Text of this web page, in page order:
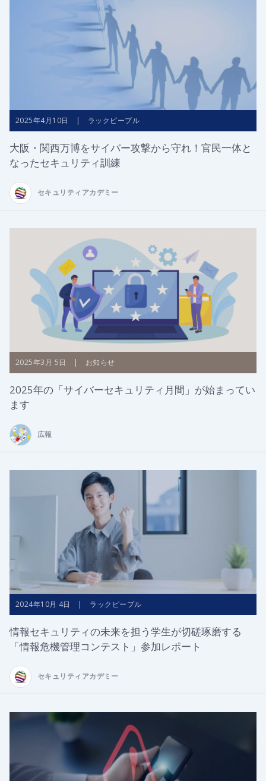
2025年4月10日 | ラックピープル
大阪・関西万博をサイバー攻撃から守れ！官民一体と
なったセキュリティ訓練
セキュリティアカデミー
2025年3月 5日 | お知らせ
2025年の「サイバーセキュリティ月間」が始まってい
ます
広報
2024年10月 4日 | ラックピープル
情報セキュリティの未来を担う学生が切磋琢磨する
「情報危機管理コンテスト」参加レポート
セキュリティアカデミー